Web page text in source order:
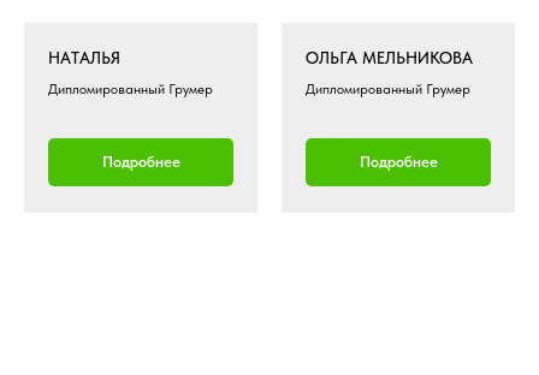
НАТАЛЬЯ
Дипломированный Грумер
Подробнее
ОЛЬГА МЕЛЬНИКОВА
Дипломированный Грумер
Подробнее